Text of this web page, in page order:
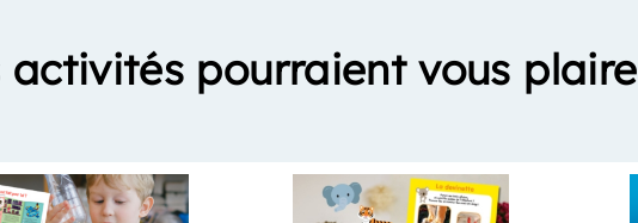
activités pourraient vous plaire